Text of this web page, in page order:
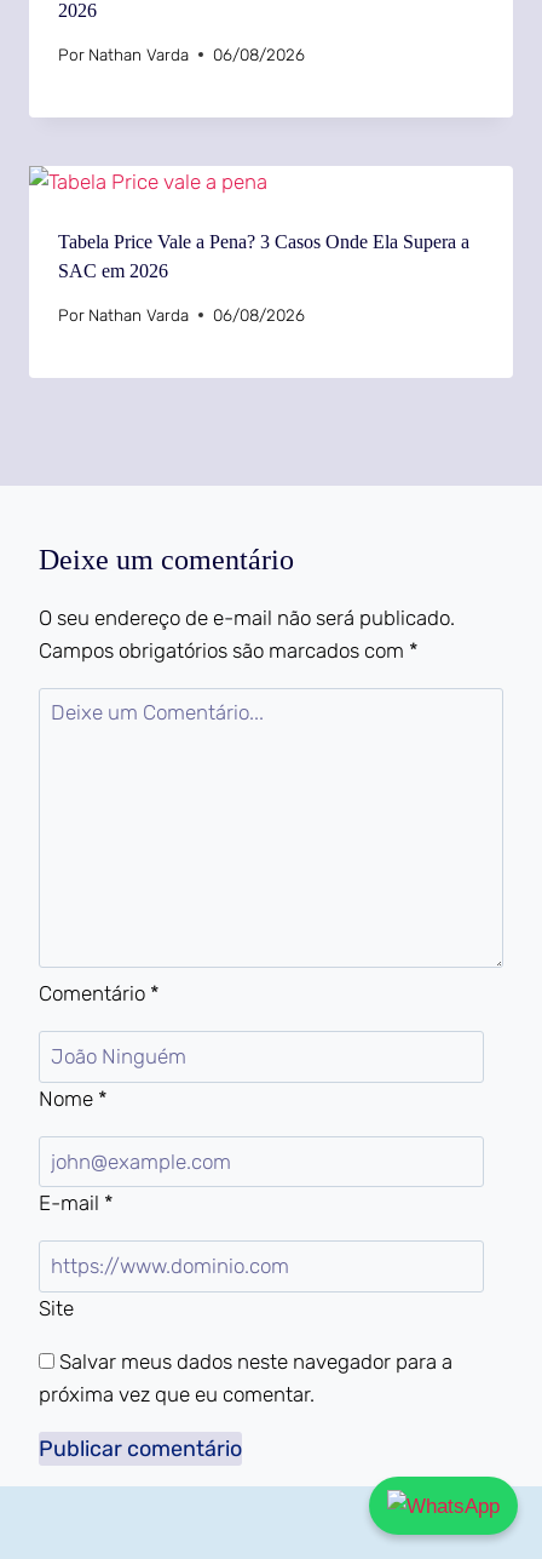
2026
Por Nathan Varda 06/08/2026
Tabela Price Vale a Pena? 3 Casos Onde Ela Supera a
SAC em 2026
Por Nathan Varda 06/08/2026
Deixe um comentário
O seu endereço de e-mail não será publicado.
Campos obrigatórios são marcados com *
Comentário *
Nome *
E-mail *
Site
Salvar meus dados neste navegador para a
próxima vez que eu comentar.